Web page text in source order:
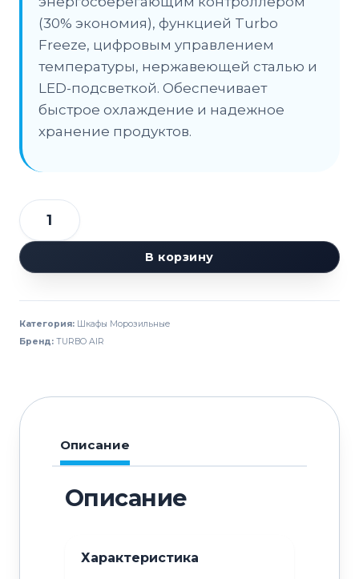
(30% экономия), функцией Turbo
Freeze, цифровым управлением
температуры, нержавеющей сталью и
LED-подсветкой. Обеспечивает
быстрое охлаждение и надежное
хранение продуктов.
Количество
товара
Шкаф
AIR
В корзину
Категория: Шкафы Морозильные
Бренд: TURBO AIR
Описание
Описание
Характеристика